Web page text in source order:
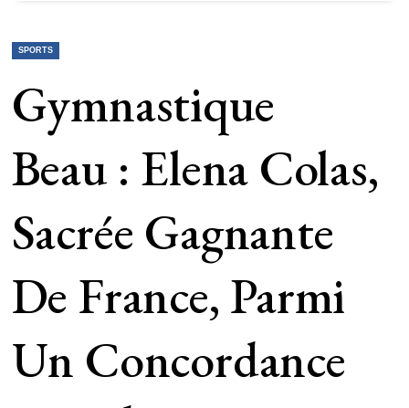
SPORTS
Gymnastique
Beau : Elena Colas,
Sacrée Gagnante
De France, Parmi
Un Concordance